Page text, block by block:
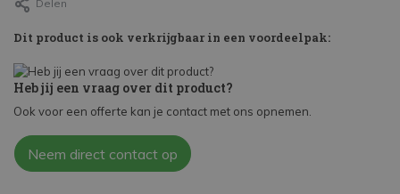
Delen
Dit product is ook verkrijgbaar in een voordeelpak:
Heb jij een vraag over dit product?
Ook voor een offerte kan je contact met ons opnemen.
Neem direct contact op